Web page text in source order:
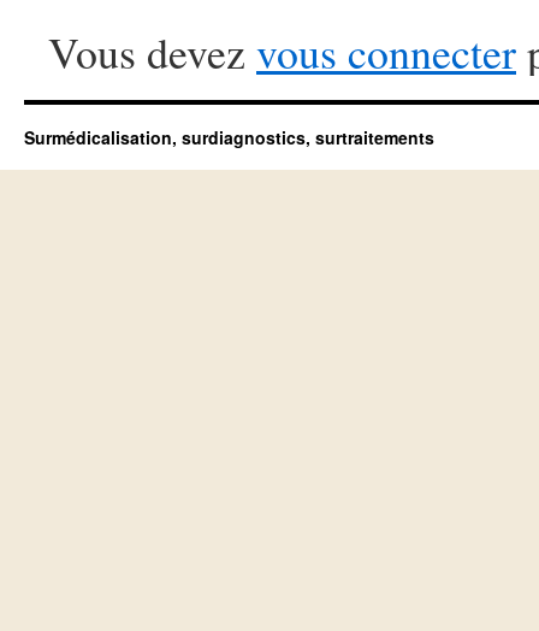
Vous devez vous connecter
Surmédicalisation, surdiagnostics, surtraitements